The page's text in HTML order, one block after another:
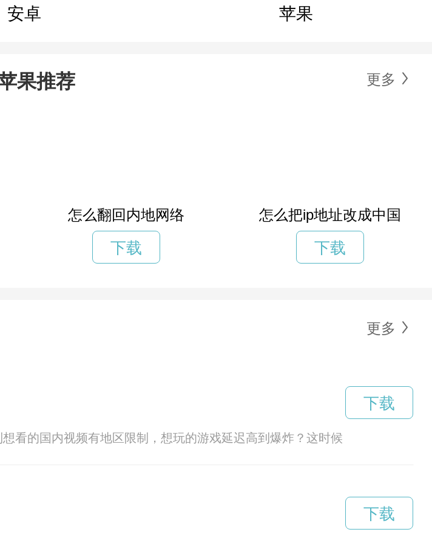
安卓 苹果
果推荐 更多
怎么翻回内地网络
下载
怎么把ip地址改成中国
下载
更多
看的国内视频有地区限制，想玩的游戏延迟高到爆炸？这时候，一个好用
下载
下载